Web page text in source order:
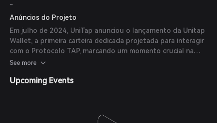
-
Anúncios do Projeto
Em julho de 2024, UniTap anunciou o lançamento da Unitap
Wallet, a primeira carteira dedicada projetada para interagir
com o Protocolo TAP, marcando um momento crucial na
evolução do DeFi no ecossistema Bitcoin. Além disso, UniTap
exclusivos como airdrops de tokens HUB e Runes, zero
See more
Upcoming Events